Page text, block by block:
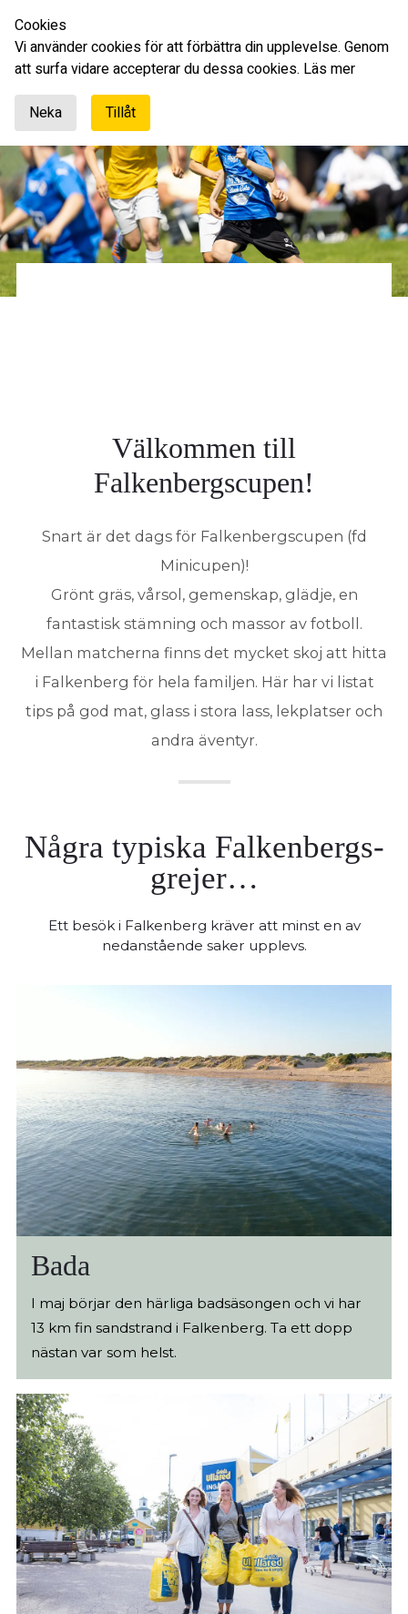
Välkommen till
Falkenbergscupen!
Snart är det dags för Falkenbergscupen (fd
Minicupen)!
Grönt gräs, vårsol, gemenskap, glädje, en
fantastisk stämning och massor av fotboll.
Mellan matcherna finns det mycket skoj att hitta
i Falkenberg för hela familjen. Här har vi listat
tips på god mat, glass i stora lass, lekplatser och
andra äventyr.
Några typiska Falkenbergs-
grejer…
Ett besök i Falkenberg kräver att minst en av
nedanstående saker upplevs.
Bada
I maj börjar den härliga badsäsongen och vi har
13 km fin sandstrand i Falkenberg. Ta ett dopp
nästan var som helst.
Cookies
Vi använder cookies för att förbättra din upplevelse. Genom
att surfa vidare accepterar du dessa cookies. Läs mer
Neka
Tillåt